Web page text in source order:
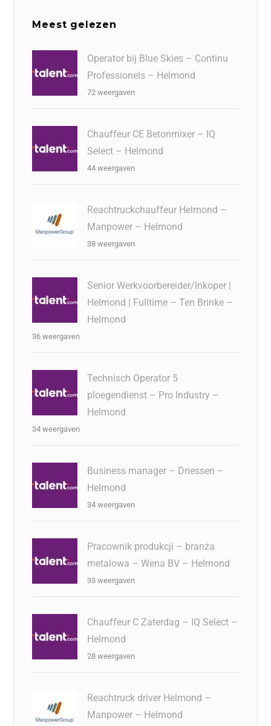
Meest gelezen
Operator bij Blue Skies – Continu
Professionels – Helmond
72 weergaven
Chauffeur CE Betonmixer – IQ
Select – Helmond
44 weergaven
Reachtruckchauffeur Helmond –
Manpower – Helmond
38 weergaven
Senior Werkvoorbereider/Inkoper |
Helmond | Fulltime – Ten Brinke –
Helmond
36 weergaven
Technisch Operator 5
ploegendienst – Pro Industry –
Helmond
34 weergaven
Business manager – Driessen –
Helmond
34 weergaven
Pracownik produkcji – branża
metalowa – Wena BV – Helmond
33 weergaven
Chauffeur C Zaterdag – IQ Select –
Helmond
28 weergaven
Reachtruck driver Helmond –
Manpower – Helmond